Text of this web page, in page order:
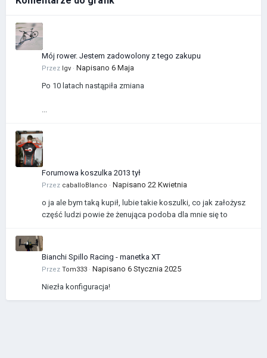
Mój rower. Jestem zadowolony z tego zakupu
Przez Igv · Napisano 6 Maja
Po 10 latach nastąpiła zmiana
Forumowa koszulka 2013 tył
Przez caballoBlanco · Napisano 22 Kwietnia
o ja ale bym taką kupił, lubie takie koszulki, co jak założysz
część ludzi powie że żenująca podoba dla mnie się to
Bianchi Spillo Racing - manetka XT
Przez Tom333 · Napisano 6 Stycznia 2025
Niezła konfiguracja!